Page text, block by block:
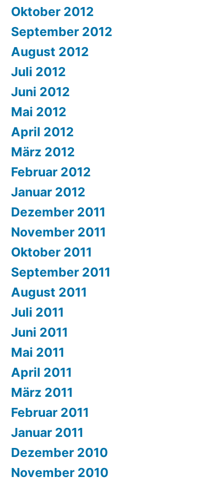
Oktober 2012
September 2012
August 2012
Juli 2012
Juni 2012
Mai 2012
April 2012
März 2012
Februar 2012
Januar 2012
Dezember 2011
November 2011
Oktober 2011
September 2011
August 2011
Juli 2011
Juni 2011
Mai 2011
April 2011
März 2011
Februar 2011
Januar 2011
Dezember 2010
November 2010